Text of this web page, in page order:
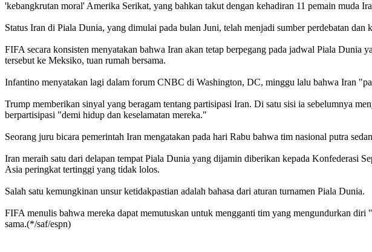
'kebangkrutan moral' Amerika Serikat, yang bahkan takut dengan kehadiran 11 pemain muda
Status Iran di Piala Dunia, yang dimulai pada bulan Juni, telah menjadi sumber perdebatan
FIFA secara konsisten menyatakan bahwa Iran akan tetap berpegang pada jadwal Piala
tersebut ke Meksiko, tuan rumah bersama.
Infantino menyatakan lagi dalam forum CNBC di Washington, DC, minggu lalu bahwa Iran
Trump memberikan sinyal yang beragam tentang partisipasi Iran. Di satu sisi ia sebelumnya
berpartisipasi "demi hidup dan keselamatan mereka."
Seorang juru bicara pemerintah Iran mengatakan pada hari Rabu bahwa tim nasional putra
Iran meraih satu dari delapan tempat Piala Dunia yang dijamin diberikan kepada Konfederasi
Asia peringkat tertinggi yang tidak lolos.
Salah satu kemungkinan unsur ketidakpastian adalah bahasa dari aturan turnamen Piala Dunia.
FIFA menulis bahwa mereka dapat memutuskan untuk mengganti tim yang mengundurkan
sama.(*/saf/espn)